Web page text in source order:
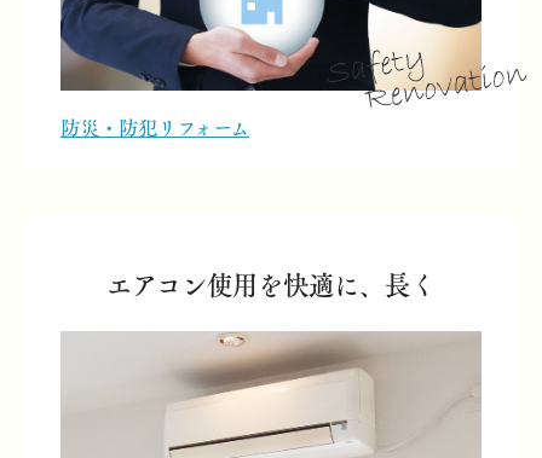
防災・防犯リフォーム
エアコン使用を快適に、長く